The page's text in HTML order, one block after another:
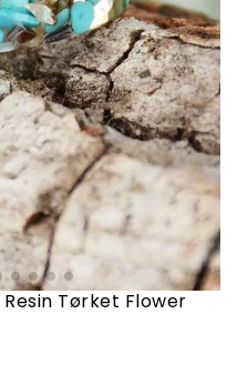
Tørket Flower